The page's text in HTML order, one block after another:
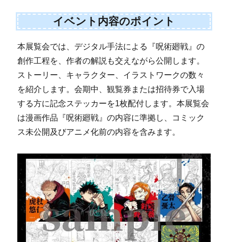
イベント内容のポイント
本展覧会では、デジタル手法による『呪術廻戦』の
創作工程を、作者の解説も交えながら公開します。
ストーリー、キャラクター、イラストワークの数々
を紹介します。会期中、観覧券または招待券で入場
する方に記念ステッカーを1枚配付します。本展覧会
は漫画作品『呪術廻戦』の内容に準拠し、コミック
ス未公開及びアニメ化前の内容を含みます。